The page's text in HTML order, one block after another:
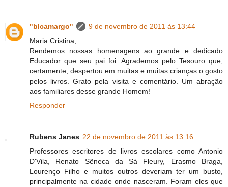
"blcamargo"
9 de novembro de 2011 às 13:44
Maria Cristina,
Rendemos nossas homenagens ao grande e dedicado
Educador que seu pai foi. Agrademos pelo Tesouro que,
certamente, despertou em muitas e muitas crianças o gosto
pelos livros. Grato pela visita e comentário. Um abração
aos familiares desse grande Homem!
Responder
Rubens Janes 22 de novembro de 2011 às 13:16
Professores escritores de livros escolares como Antonio
D'Vila, Renato Sêneca da Sá Fleury, Erasmo Braga,
Lourenço Filho e muitos outros deveriam ter um busto,
principalmente na cidade onde nasceram. Foram eles que